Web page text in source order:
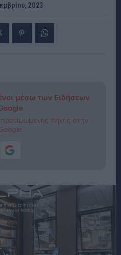
2023
μέσω των Ειδήσεων
πηγής στην
Google